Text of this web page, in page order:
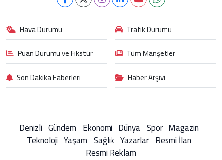
Hava Durumu
Trafik Durumu
Puan Durumu ve Fikstür
Tüm Manşetler
Son Dakika Haberleri
Haber Arşivi
Denizli Gündem Ekonomi Dünya Spor Magazin
Teknoloji Yaşam Sağlık Yazarlar Resmi İlan
Resmi Reklam